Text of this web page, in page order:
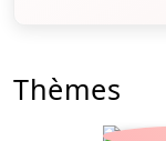
Thèmes